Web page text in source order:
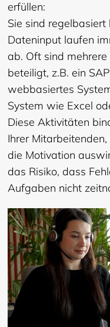
erfüllen:
Sie sind
Dateninput laufen
ab. Oft sind
beteiligt, z.B. ein
webbasiertes
System wie Excel
Diese Aktivitäten
Ihrer
die Motivation
das Risiko, dass
Aufgaben nicht